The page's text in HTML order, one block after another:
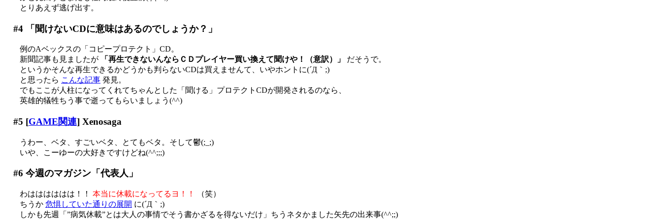
とりあえず逃げ出す。
#4「聞けないCDに意味はあるのでしょうか？」
例のAベックスの「コピープロテクト」CD。
新聞記事も見ましたが
「再生できないんならＣＤプレイヤー買い換えて聞けや！（意訳）」
だそうで。
というかそんな再生できるかどうかも判らないCDは買えませんて、いやホントに(´Д｀;)
と思ったら こんな記事 発見。
でもここが人柱になってくれてちゃんとした「聞ける」プロテクトCDが開発されるのなら、
英雄的犠牲ちう事で逝ってもらいましょう(^^)
#5 [GAME関連] Xenosaga
うわー、ベタ、すごいベタ、とてもベタ。そして鬱(;_;)
いや、こーゆーの大好きですけどね(^^;;;)
#6 今週のマガジン「代表人」
わはははははは！！ 本当に休載になってるヨ！！
（笑）
ちうか 危惧していた通りの展開 に(´Д｀;)
しかも先週「”病気休載”とは大人の事情でそう書かざるを得ないだけ」ちうネタかました矢先の出来事(^^;;)